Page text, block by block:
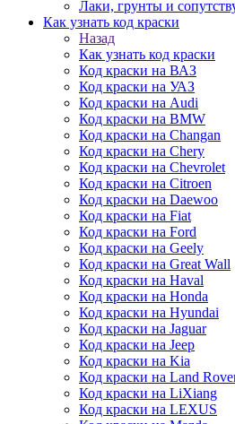
Лаки, грунты и
Как узнать код краски
Назад
Как узнать код краски
Код краски на ВАЗ
Код краски на УАЗ
Код краски на Audi
Код краски на BMW
Код краски на Changan
Код краски на Chery
Код краски на Chevrolet
Код краски на Citroen
Код краски на Daewoo
Код краски на Fiat
Код краски на Ford
Код краски на Geely
Код краски на Great Wall
Код краски на Haval
Код краски на Honda
Код краски на Hyundai
Код краски на Jaguar
Код краски на Jeep
Код краски на Kia
Код краски на Land
Код краски на LiXiang
Код краски на LEXUS